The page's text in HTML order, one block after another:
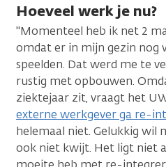
Hoeveel werk je nu?
"Momenteel heb ik net 2
omdat er in mijn gezin nog
speelden. Dat werd me te
rustig met opbouwen.
ziektejaar zit, vraagt het
externe werkgever ga re-
helemaal niet. Gelukkig wil
ook niet kwijt. Het ligt niet